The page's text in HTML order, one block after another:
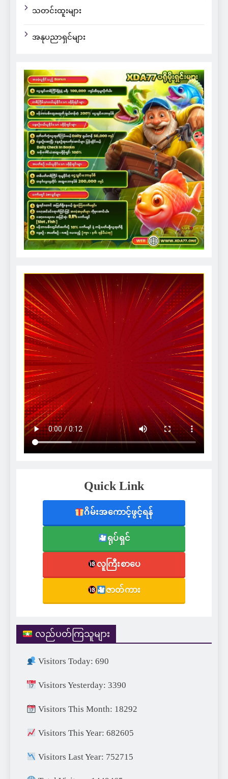
သတင်းထူးများ
အနုပညာရှင်များ
Quick Link
ဂိမ်းအကောင့်ဖွင့်ရန်
ရုပ်ရှင်
လူကြီးစာပေ
ဇာတ်ကား
လည်ပတ်ကြသူများ
Visitors Today: 690
Visitors Yesterday: 3390
Visitors This Month: 18292
Visitors This Year: 682605
Visitors Last Year: 752715